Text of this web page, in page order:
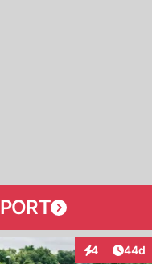
4
Interaktionen
44d